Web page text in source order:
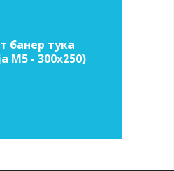
банер тука
M5 - 300х250)